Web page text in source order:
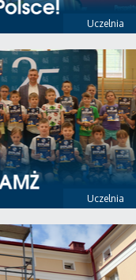
Uczelnia
Uczelnia